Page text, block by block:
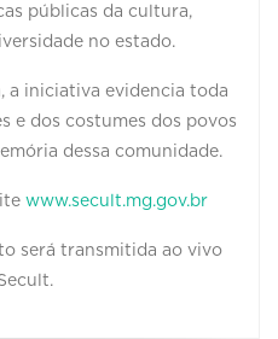
públicas da cultura,
no estado.
a iniciativa evidencia toda
e dos costumes dos povos
dessa comunidade.
www.secult.mg.gov.br
será transmitida ao vivo